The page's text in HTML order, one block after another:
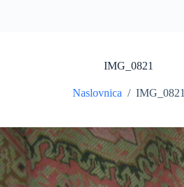
IMG_0821
Naslovnica / IMG_0821